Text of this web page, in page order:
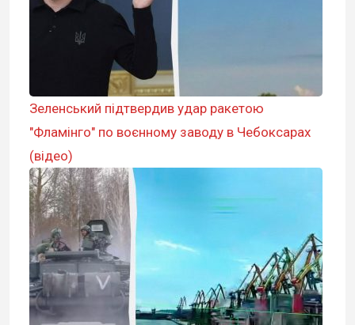
Зеленський підтвердив удар ракетою
"Фламінго" по воєнному заводу в Чебоксарах
(відео)